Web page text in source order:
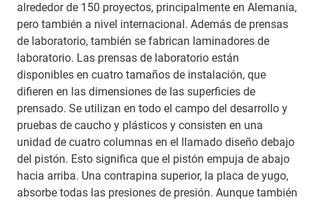
alrededor de 150 proyectos, principalmente en Alemania,
pero también a nivel internacional. Además de prensas
de laboratorio, también se fabrican laminadores de
laboratorio. Las prensas de laboratorio están
disponibles en cuatro tamaños de instalación, que
difieren en las dimensiones de las superficies de
prensado. Se utilizan en todo el campo del desarrollo y
pruebas de caucho y plásticos y consisten en una
unidad de cuatro columnas en el llamado diseño debajo
del pistón. Esto significa que el pistón empuja de abajo
hacia arriba. Una contrapina superior, la placa de yugo,
absorbe todas las presiones de presión. Aunque también